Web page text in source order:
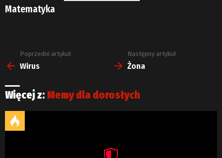
Matematyka
Zobacz
więcej
Poprzedni artykuł
Wirus
Następny artykuł
Żona
Więcej z: Memy dla dorosłych